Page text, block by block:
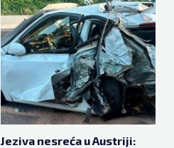
Jeziva nesreća u Austriji: